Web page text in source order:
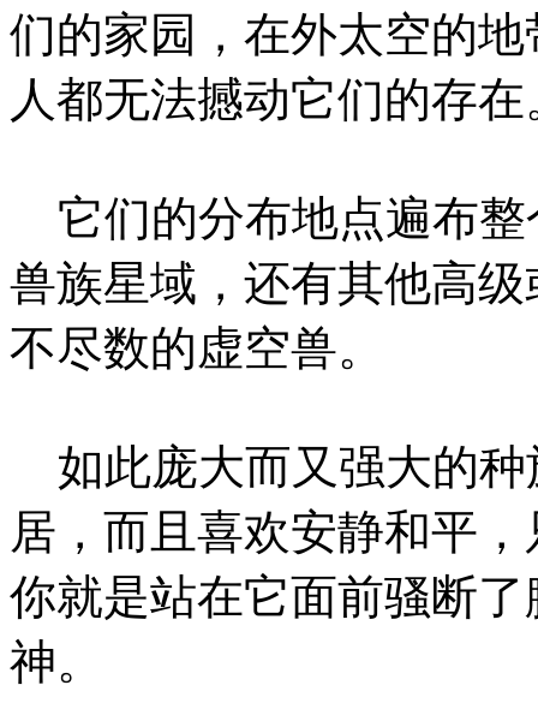
们的家园，在外太空的
人都无法撼动它们的存在
它们的分布地点遍布整
兽族星域，还有其他高
不尽数的虚空兽。
如此庞大而又强大的种
居，而且喜欢安静和平
你就是站在它面前骚断
神。